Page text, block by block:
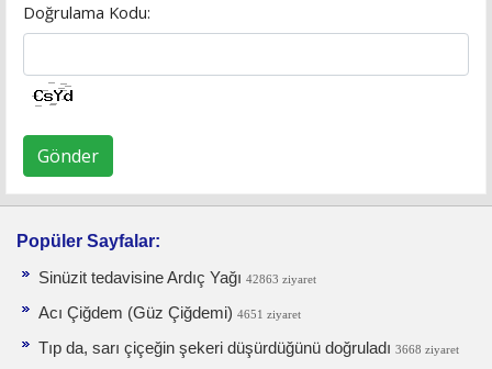
Doğrulama Kodu:
Gönder
Popüler Sayfalar:
Sinüzit tedavisine Ardıç Yağı 42863 ziyaret
Acı Çiğdem (Güz Çiğdemi) 4651 ziyaret
Tıp da, sarı çiçeğin şekeri düşürdüğünü doğruladı 3668 ziyaret